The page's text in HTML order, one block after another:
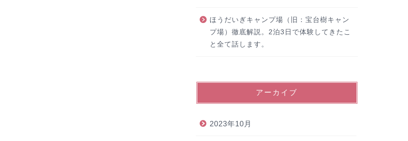
ほうだいぎキャンプ場（旧：宝台樹キャン
プ場）徹底解説。2泊3日で体験してきたこ
と全て話します。
アーカイブ
2023年10月